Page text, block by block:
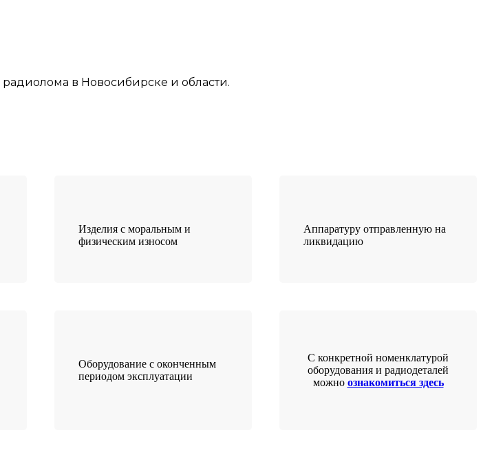
радиолома в Новосибирске и области.
Изделия с моральным и
физическим износом
Аппаратуру отправленную на
ликвидацию
Оборудование с оконченным
периодом эксплуатации
С конкретной номенклатурой
оборудования и радиодеталей
можно ознакомиться здесь